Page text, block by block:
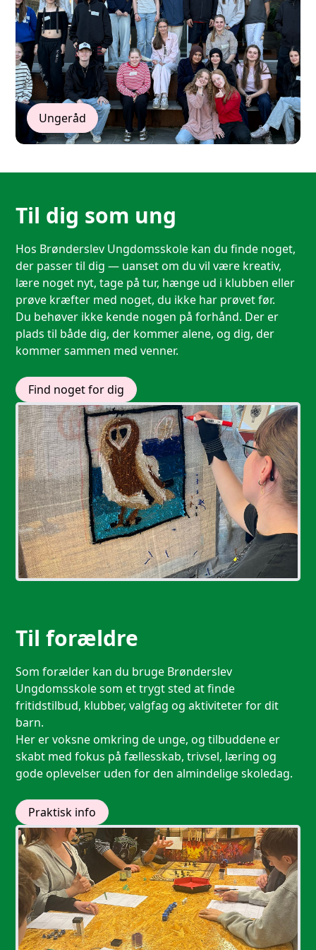
Ungeråd
Til dig som ung
Hos Brønderslev Ungdomsskole kan du finde noget,
der passer til dig — uanset om du vil være kreativ,
lære noget nyt, tage på tur, hænge ud i klubben eller
prøve kræfter med noget, du ikke har prøvet før.
Du behøver ikke kende nogen på forhånd. Der er
plads til både dig, der kommer alene, og dig, der
kommer sammen med venner.
Find noget for dig
Til forældre
Som forælder kan du bruge Brønderslev
Ungdomsskole som et trygt sted at finde
fritidstilbud, klubber, valgfag og aktiviteter for dit
barn.
Her er voksne omkring de unge, og tilbuddene er
skabt med fokus på fællesskab, trivsel, læring og
gode oplevelser uden for den almindelige skoledag.
Praktisk info